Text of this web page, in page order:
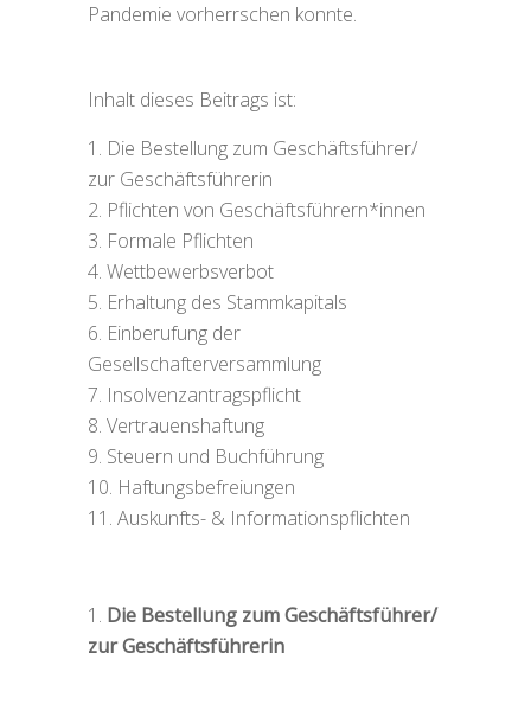
Pandemie vorherrschen konnte.
Inhalt dieses Beitrags ist:
Die Bestellung zum Geschäftsführer/
zur Geschäftsführerin
Pflichten von Geschäftsführern*innen
Formale Pflichten
Wettbewerbsverbot
Erhaltung des Stammkapitals
Einberufung der
Gesellschafterversammlung
Insolvenzantragspflicht
Vertrauenshaftung
Steuern und Buchführung
Haftungsbefreiungen
Auskunfts- & Informationspflichten
Die Bestellung zum Geschäftsführer/
zur Geschäftsführerin